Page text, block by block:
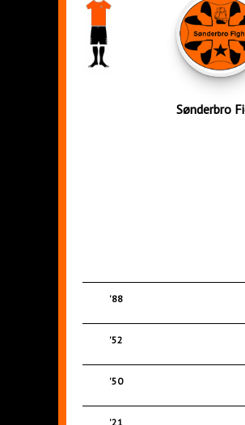
Sønderbro
'88
'52
'50
'21